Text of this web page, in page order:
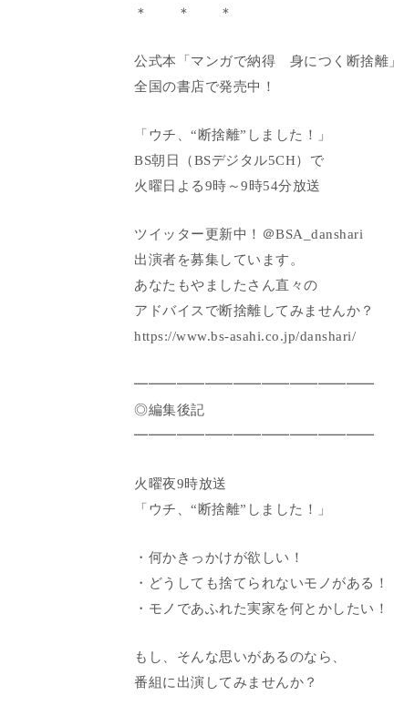
＊ ＊ ＊
公式本「マンガで納得 身につく断捨離」
全国の書店で発売中！
「ウチ、“断捨離”しました！」
BS朝日（BSデジタル5CH）で
火曜日よる9時～9時54分放送
ツイッター更新中！＠BSA_danshari
出演者を募集しています。
あなたもやましたさん直々の
アドバイスで断捨離してみませんか？
https://www.bs-asahi.co.jp/danshari/
━━━━━━━━━━━━━━━━━
◎編集後記
━━━━━━━━━━━━━━━━━
火曜夜9時放送
「ウチ、“断捨離”しました！」
・何かきっかけが欲しい！
・どうしても捨てられないモノがある！
・モノであふれた実家を何とかしたい！
もし、そんな思いがあるのなら、
番組に出演してみませんか？